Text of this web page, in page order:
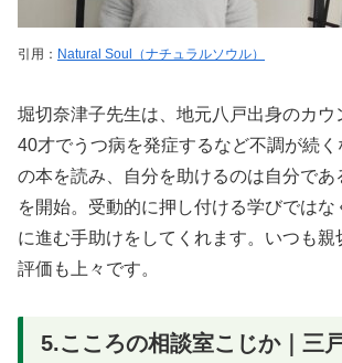
引用： Natural Soul（ナチュラルソウル）
堀切奈津子先生は、地元八戸出身のカウ
40才でうつ病を発症するなど不調が続
の本を読み、自分を助けるのは自分であ
を開始。受動的に押し付ける学びでは
に進む手助けをしてくれます。いつも親
評価も上々です。
5.こころの相談室こじか｜三